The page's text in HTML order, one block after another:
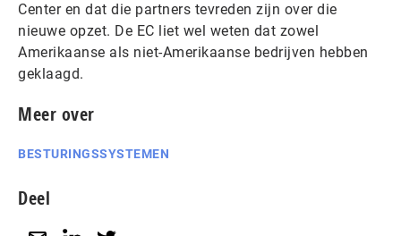
Center en dat die partners tevreden zijn over die
nieuwe opzet. De EC liet wel weten dat zowel
Amerikaanse als niet-Amerikaanse bedrijven hebben
geklaagd.
Meer over
BESTURINGSSYSTEMEN
Deel